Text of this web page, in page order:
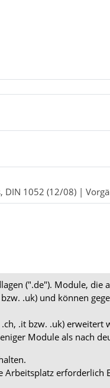
1052 (12/08) |
(".de"). Module, die
.uk) und können
.it bzw. .uk) erweitert
Module als nach
erforderlich